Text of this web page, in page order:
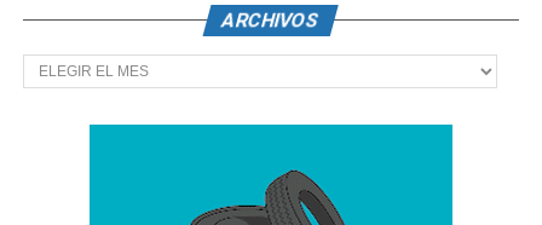
ARCHIVOS
Archivos